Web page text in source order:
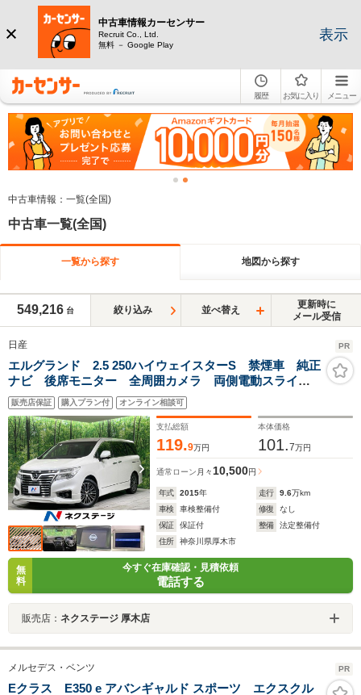
中古車情報カーセンサー
Recruit Co., Ltd.
無料 － Google Play
表示
履歴 お気に入り メニュー
中古車情報：一覧(全国)
中古車一覧(全国)
一覧から探す 地図から探す
549,216 台 絞り込み 並べ替え
更新時に
メール受信
日産 PR
エルグランド 2.5 250ハイウェイスターS 禁煙車 純正
ナビ 後席モニター 全周囲カメラ 両側電動スライド
ドア 100V電源 LEDヘッドランプ オートライト ハ
ーフレザーシート クルーズコントロール ETC 純正
19インチアルミ
販売店保証 購入プラン付 オンライン相談可
支払総額
119.9万円
本体価格
101.7万円
通常ローン 月々10,500円
年式 2015年 走行 9.6万km
車検
車検整備付 修復
なし
保証
保証付 整備
法定整備付
住所
神奈川県厚木市
無
料
今すぐ在庫確認・見積依頼
電話する
販売店： ネクステージ 厚木店
メルセデス・ベンツ PR
Eクラス E350 e アバンギャルド スポーツ エクスクル